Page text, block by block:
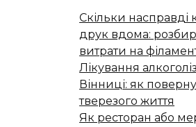
Скільки насправді
друк вдома:
витрати на
Лікування
Вінниці: як
тверезого життя
Як ресторан або